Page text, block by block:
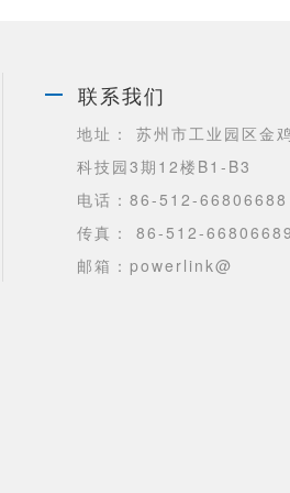
联系我们
地址： 苏州市工业园区金
科技园3期12楼B1-B3
电话：86-512-66806688
传真： 86-512-66806689
邮箱：powerlink@